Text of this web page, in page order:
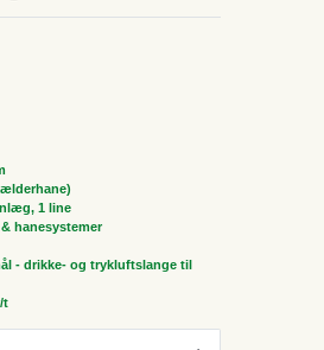
1 line
hanesystemer
- drikke- og trykluftslange til
t